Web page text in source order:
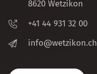
8620 Wetzikon
+41 44 931 32 00
nf
w tz k n ch